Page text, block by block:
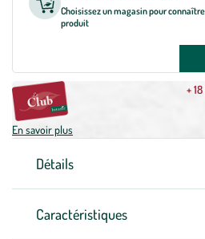
Choisissez un magasin pour
produit
+
En savoir plus
Détails
Caractéristiques